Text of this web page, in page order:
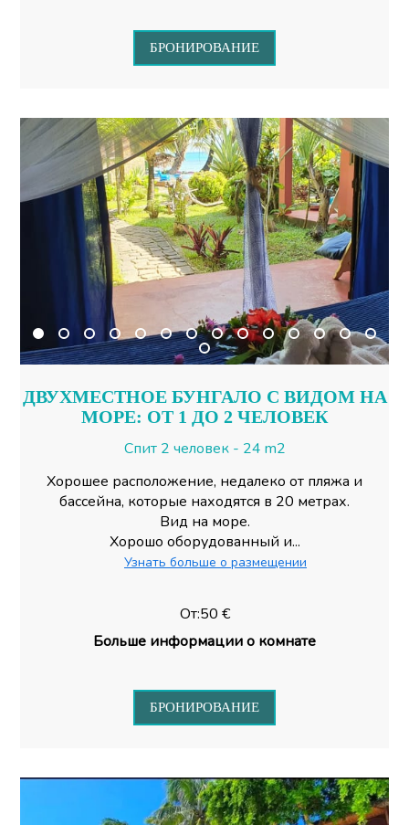
БРОНИРОВАНИЕ
ДВУХМЕСТНОЕ БУНГАЛО С ВИДОМ НА
МОРЕ: ОТ 1 ДО 2 ЧЕЛОВЕК
Спит 2 человек - 24 m2
Хорошее расположение, недалеко от пляжа и
бассейна, которые находятся в 20 метрах.
Вид на море.
Хорошо оборудованный и...
Узнать больше о размещении
От:50 €
Больше информации о комнате
БРОНИРОВАНИЕ